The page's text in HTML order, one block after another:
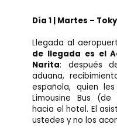
Día 1 | Martes –
Llegada al
de llegada es el
Narita: después
aduana,
española, quien
Limousine Bus
hacia el hotel. El
ustedes y no los